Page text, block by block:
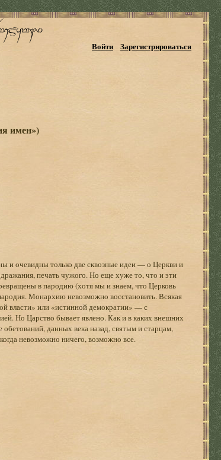
Войти Зарегистрироваться
имен»)
и очевидны только две сквозные идеи — о Церкви и
печать чужого. Но еще хуже то, что и эти
в пародию (хотя мы и знаем, что Церковь
Монархию невозможно восстановить. Всякая
власти» или «истинной демократии» — с
Но Царство бывает явлено. Как и в каких внешних
данных века назад, святым и старцам,
невозможно ничего, возможно все.